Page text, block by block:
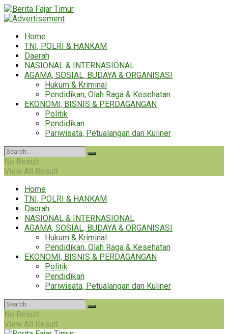
Home
TNI, POLRI & HANKAM
Daerah
NASIONAL & INTERNASIONAL
AGAMA, SOSIAL, BUDAYA & ORGANISASI
Hukum & Kriminal
Pendidikan, Olah Raga & Kesehatan
EKONOMI, BISNIS & PERDAGANGAN
Politik
Pendidikan
Pariwisata, Petualangan dan Kuliner
No Result
View All Result
Home
TNI, POLRI & HANKAM
Daerah
NASIONAL & INTERNASIONAL
AGAMA, SOSIAL, BUDAYA & ORGANISASI
Hukum & Kriminal
Pendidikan, Olah Raga & Kesehatan
EKONOMI, BISNIS & PERDAGANGAN
Politik
Pendidikan
Pariwisata, Petualangan dan Kuliner
No Result
View All Result